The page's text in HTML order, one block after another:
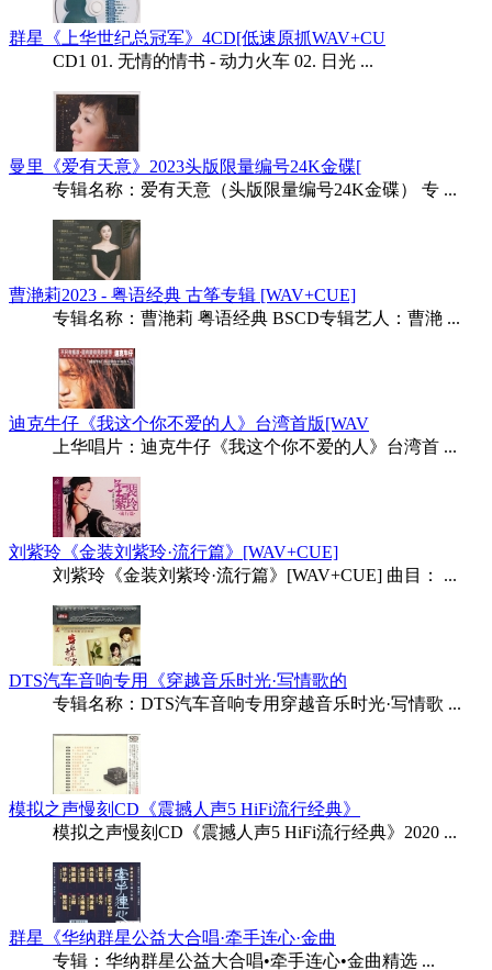
群星《上华世纪总冠军》4CD[低速原抓WAV+CU
CD1 01. 无情的情书 - 动力火车 02. 日光 ...
曼里《爱有天意》2023头版限量编号24K金碟[
专辑名称：爱有天意（头版限量编号24K金碟） 专 ...
曹滟莉2023 - 粤语经典 古筝专辑 [WAV+CUE]
专辑名称：曹滟莉 粤语经典 BSCD专辑艺人：曹滟 ...
迪克牛仔《我这个你不爱的人》台湾首版[WAV
上华唱片：迪克牛仔《我这个你不爱的人》台湾首 ...
刘紫玲《金装刘紫玲·流行篇》[WAV+CUE]
刘紫玲《金装刘紫玲·流行篇》[WAV+CUE] 曲目： ...
DTS汽车音响专用《穿越音乐时光·写情歌的
专辑名称：DTS汽车音响专用穿越音乐时光·写情歌 ...
模拟之声慢刻CD《震撼人声5 HiFi流行经典》
模拟之声慢刻CD《震撼人声5 HiFi流行经典》2020 ...
群星《华纳群星公益大合唱·牵手连心·金曲
专辑：华纳群星公益大合唱•牵手连心•金曲精选 ...